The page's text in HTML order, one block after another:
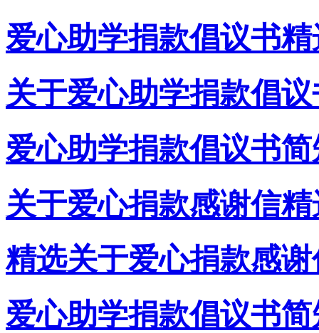
爱心助学捐款倡议书
关于爱心助学捐款倡
爱心助学捐款倡议书
关于爱心捐款感谢信
精选关于爱心捐款感
爱心助学捐款倡议书